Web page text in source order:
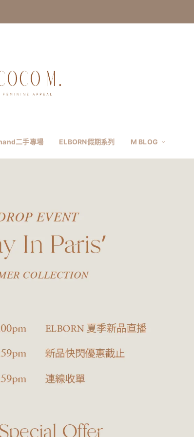
二手專場 ELBORN假期系列 M BLOG